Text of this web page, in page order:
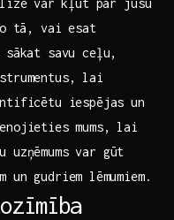
var kļūt‍ par jūsu
​tā, vai esat
savu ceļu,
lai
iespējas un⁢
mums, lai
var gūt⁢
‌gudriem ⁤lēmumiem.